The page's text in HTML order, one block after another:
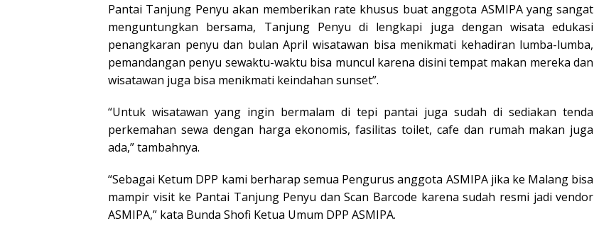
Pantai Tanjung Penyu akan memberikan rate khusus buat anggota ASMIPA yang sangat
menguntungkan bersama, Tanjung Penyu di lengkapi juga dengan wisata edukasi
penangkaran penyu dan bulan April wisatawan bisa menikmati kehadiran lumba-lumba,
pemandangan penyu sewaktu-waktu bisa muncul karena disini tempat makan mereka dan
wisatawan juga bisa menikmati keindahan sunset”.
“Untuk wisatawan yang ingin bermalam di tepi pantai juga sudah di sediakan tenda
perkemahan sewa dengan harga ekonomis, fasilitas toilet, cafe dan rumah makan juga
ada,” tambahnya.
“Sebagai Ketum DPP kami berharap semua Pengurus anggota ASMIPA jika ke Malang bisa
mampir visit ke Pantai Tanjung Penyu dan Scan Barcode karena sudah resmi jadi vendor
ASMIPA,” kata Bunda Shofi Ketua Umum DPP ASMIPA.